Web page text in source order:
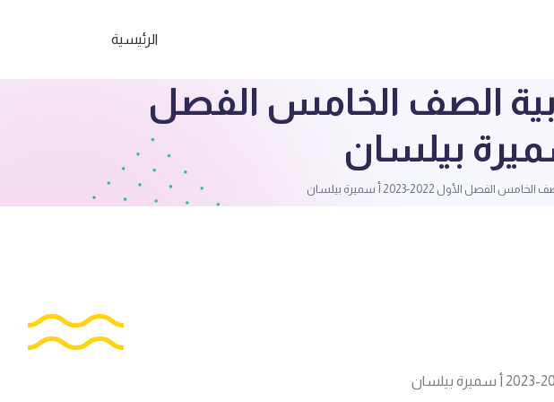
الرئيسية
الصف الخامس الفصل
الأول 2022-2023 أ سميرة بيلسان